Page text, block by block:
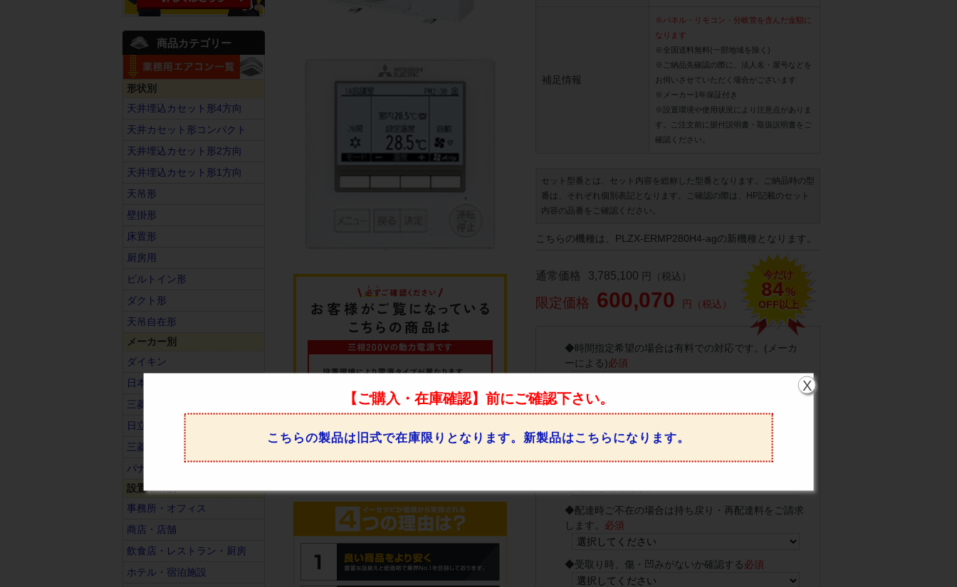
補足情報
※パネル・リモコン・分岐管を含んだ金額に
なります
※全国送料無料(一部地域を除く)
※ご納品先確認の際に、法人名・屋号などを
お伺いさせていただく場合がございます
※メーカー1年保証付き
※設置環境や使用状況により注意点がありま
す。ご注文前に据付説明書・取扱説明書をご
確認ください。
セット型番とは、セット内容を総称した型番となります。ご納品時の型
番は、それぞれ個別表記となります。ご確認の際は、HP記載のセット
内容の品番をご確認ください。
こちらの機種は、PLZX-ERMP280H4-agの新機種となります。
通常価格 3,785,100 円（税込）
限定価格 600,070 円（税込）
今だけ
84%
OFF以上
◆時間指定希望の場合は有料での対応です。(メーカ
ーによる)必須
◆事前、当日の問合番号・時間確認の対応は出来かね
ます。必須
4トントラックでの配送、荷台上での商品お引き渡
◆配達時ご不在の場合は持ち戻り・再配達料をご請求
します。 必須
◆受取り時、傷・凹みがないか確認する必須
【ご購入・在庫確認】前にご確認下さい。
こちらの製品は旧式で在庫限りとなります。新製品はこちらになります。
X
商品カテゴリー
形状別
天井埋込カセット形4方向
天井カセット形コンパクト
天井埋込カセット形2方向
天井埋込カセット形1方向
天吊形
壁掛形
床置形
厨房用
ビルトイン形
ダクト形
天吊自在形
メーカー別
ダイキン
日本キヤリア（旧東芝）
三菱電機
日立
三菱重工
パナソニック
設置場所別
事務所・オフィス
商店・店舗
飲食店・レストラン・厨房
ホテル・宿泊施設